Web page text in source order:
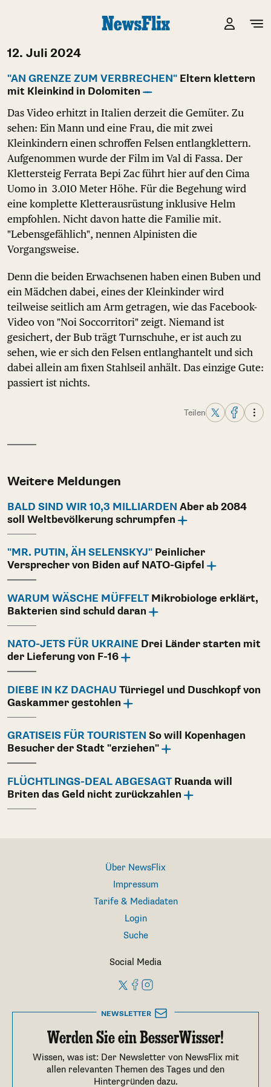
12. Juli 2024
"AN GRENZE ZUM VERBRECHEN" Eltern klettern
mit Kleinkind in Dolomiten
Das Video erhitzt in Italien derzeit die Gemüter. Zu
sehen: Ein Mann und eine Frau, die mit zwei
Kleinkindern einen schroffen Felsen entlangklettern.
Aufgenommen wurde der Film im Val di Fassa. Der
Klettersteig Ferrata Bepi Zac führt hier auf den Cima
Uomo in 3.010 Meter Höhe. Für die Begehung wird
eine komplette Kletterausrüstung inklusive Helm
empfohlen. Nicht davon hatte die Familie mit.
"Lebensgefählich", nennen Alpinisten die
Vorgangsweise.
Denn die beiden Erwachsenen haben einen Buben und
ein Mädchen dabei, eines der Kleinkinder wird
teilweise seitlich am Arm getragen, wie das Facebook-
Video von "Noi Soccorritori" zeigt. Niemand ist
gesichert, der Bub trägt Turnschuhe, er ist auch zu
sehen, wie er sich den Felsen entlanghantelt und sich
dabei allein am fixen Stahlseil anhält. Das einzige Gute:
passiert ist nichts.
Teilen
Weitere Meldungen
BALD SIND WIR 10,3 MILLIARDEN Aber ab 2084
soll Weltbevölkerung schrumpfen
"MR. PUTIN, ÄH SELENSKYJ" Peinlicher
Versprecher von Biden auf NATO-Gipfel
WARUM WÄSCHE MÜFFELTMikrobiologe erklärt,
Bakterien sind schuld daran
NATO-JETS FÜR UKRAINE Drei Länder starten mit
der Lieferung von F-16
DIEBE IN KZ DACHAU Türriegel und Duschkopf von
Gaskammer gestohlen
GRATISEIS FÜR TOURISTEN So will Kopenhagen
Besucher der Stadt "erziehen"
FLÜCHTLINGS-DEAL ABGESAGTRuanda will
Briten das Geld nicht zurückzahlen
Über NewsFlix
Impressum
Tarife & Mediadaten
Login
Suche
Social Media
NEWSLETTER
Werden Sie ein BesserWisser!
Wissen, was ist: Der Newsletter von NewsFlix mit
allen relevanten Themen des Tages und den
Hintergründen dazu.